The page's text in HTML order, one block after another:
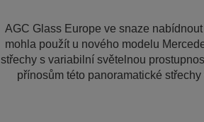
AGC Glass Europe ve snaze
mohla použít u nového modelu
střechy s variabilní světelnou
přínosům této panoramatické